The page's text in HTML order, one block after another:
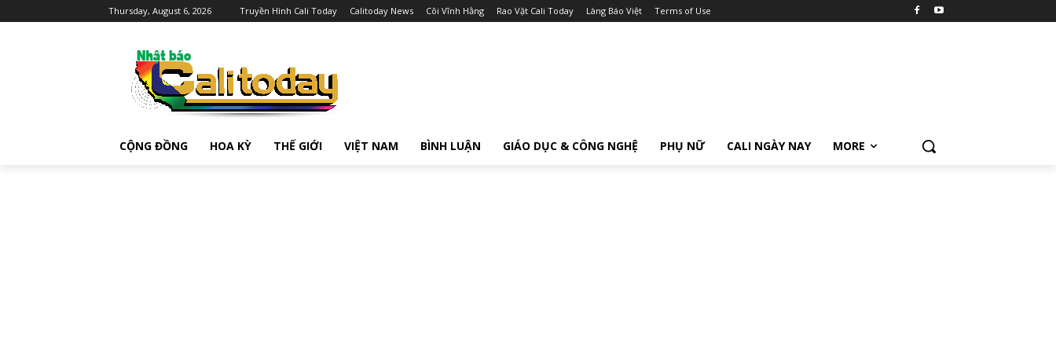
Thursday, August 6, 2026 Truyền Hình Cali Today Calitoday News Cõi Vĩnh Hằng Rao Vặt Cali Today Làng Báo Việt Terms of Use
CỘNG ĐỒNG HOA KỲ THẾ GIỚI VIỆT NAM BÌNH LUẬN GIÁO DỤC & CÔNG NGHỆ PHỤ NỮ CALI NGÀY NAY MORE